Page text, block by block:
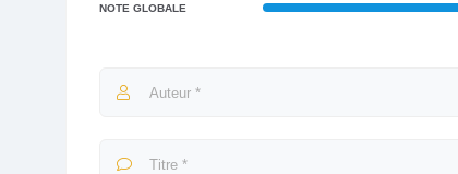
NOTE GLOBALE